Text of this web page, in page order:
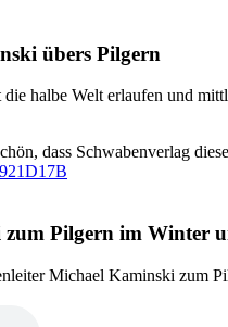
übers Pilgern
halbe Welt erlaufen und
dass Schwabenverlag diese
Pilgern im Winter
Michael Kaminski zum